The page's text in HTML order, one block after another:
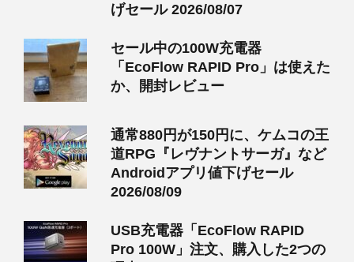
げセール 2026/08/07
セール中の100W充電器
「EcoFlow RAPID Pro」は使えた
か、開封レビュー
通常880円が150円に、ケムコの王
道RPG『レヴナントサーガ』など
Androidアプリ値下げセール
2026/08/09
USB充電器「EcoFlow RAPID
Pro 100W」注文、購入した2つの